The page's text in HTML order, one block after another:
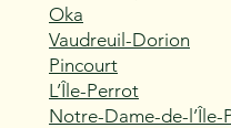
Oka
Vaudreuil-Dorion
Pincourt
L’Île-Perrot
Notre-Dame-de-l’Île-